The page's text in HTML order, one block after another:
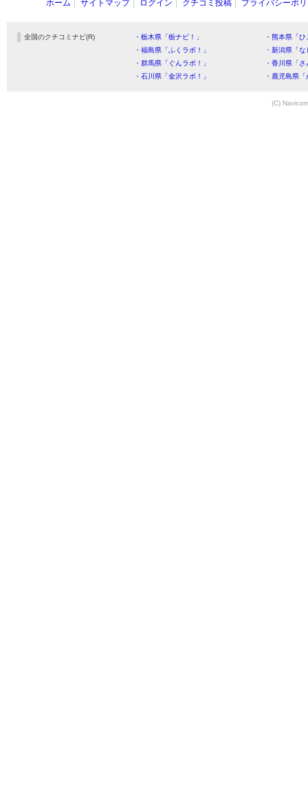
ホーム サイトマップ ログイン クチコミ投稿 プライバシーポ
全国のクチコミナビ(R) ・栃木県「栃ナビ！」
・熊本県「
・福島県「ふくラボ！」
・新潟県「
・群馬県「ぐんラボ！」
・香川県「
・石川県「金沢ラボ！」
・鹿児島県
(C)